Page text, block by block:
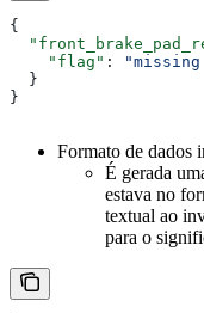
{
    "flag"
:
  }
}
Formato de dados
É gerada
estava no
textual ao
para o